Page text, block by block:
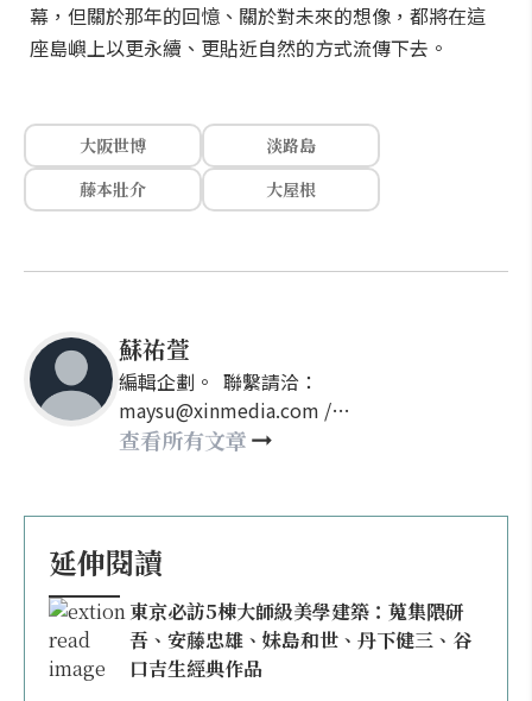
幕，但關於那年的回憶、關於對未來的想像，都將在這
座島嶼上以更永續、更貼近自然的方式流傳下去。
大阪世博
淡路島
藤本壯介
大屋根
蘇祐萱
編輯企劃。 聯繫請洽：
maysu@xinmedia.com /
may860527@gmail.com
查看所有文章
延伸閱讀
東京必訪5棟大師級美學建築：蒐集隈研
吾、安藤忠雄、妹島和世、丹下健三、谷
口吉生經典作品